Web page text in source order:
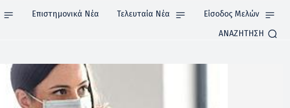
Επιστημονικά Νέα Τελευταία Νέα Είσοδος Μελών
ΑΝΑΖΗΤΗΣΗ